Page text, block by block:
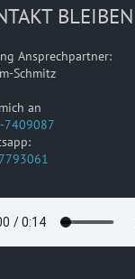
BLEIBEN
Ansprechpartner:
Schmitz
an
7409087